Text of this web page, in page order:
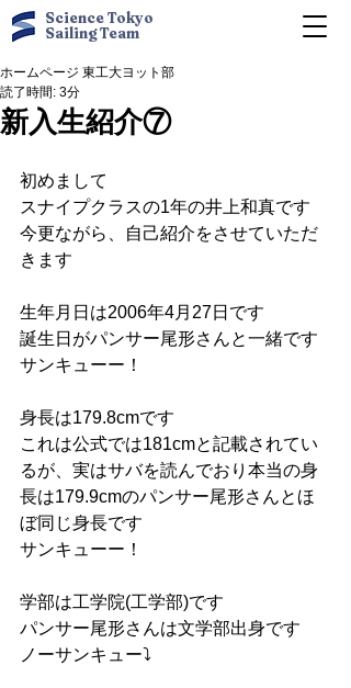
Science Tokyo
Sailing Team
新入生紹介⑦
ホームページ 東工大ヨット部
読了時間: 3分
初めまして
スナイプクラスの1年の井上和真です
今更ながら、自己紹介をさせていただ
きます
生年月日は2006年4月27日です
誕生日がパンサー尾形さんと一緒です
サンキューー！
身長は179.8cmです
これは公式では181cmと記載されてい
るが、実はサバを読んでおり本当の身
長は179.9cmのパンサー尾形さんとほ
ぼ同じ身長です
サンキューー！
学部は工学院(工学部)です
パンサー尾形さんは文学部出身です
ノーサンキュー⤵︎